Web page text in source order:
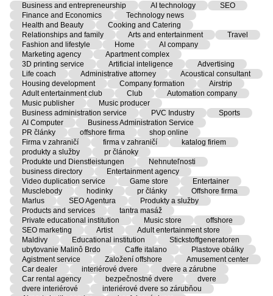
Business and entrepreneurship AI technology
SEO
Finance and Economics
Technology news
Health and Beauty
Cooking and Catering
Relationships and family
Arts and entertainment
Travel
Fashion and lifestyle
Home
AI company
Marketing agency
Apartment complex
3D printing service
Artificial inteligence
Advertising
Life coach
Administrative attorney
Acoustical consultant
Housing development
Company formation
Airstrip
Adult entertainment club
Club
Automation company
Music publisher
Music producer
Business administration service
PVC Industry
Sports
AI Computer
Business Administration Service
PR články
offshore firma
shop online
Firma v zahraničí
firma v zahraničí
katalog firiem
produkty a služby
pr článoky
Produkte und Dienstleistungen
Nehnuteľnosti
business directory
Entertainment agency
Video duplication service
Game store
Entertainer
Musclebody
hodinky pr články
Offshore firma
Marlus
SEO Agentura
Produkty a služby
Products and services
tantra masáž
Private educational institution
Music store
offshore
SEO marketing
Artist
Adult entertainment store
Maldivy
Educational institution
Stickstoffgeneratoren
ubytovanie Malinô Brdo
Caffe italano
Plastove obálky
Agistment service
Založení offshore
Amusement center
Car dealer
interiérové dvere
dvere a zárubne
Car rental agency
bezpečnostné dvere
dvere
dvere interiérové
interiérové dvere so zárubňou